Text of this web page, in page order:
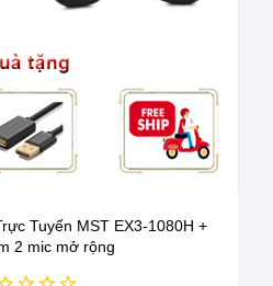
Tuyến MST EX3-1080H +
2 mic mở rộng